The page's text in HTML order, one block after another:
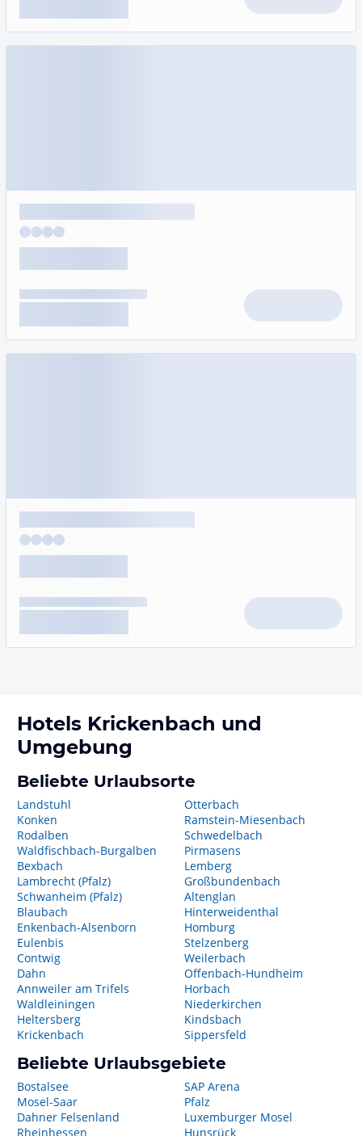
Hotels Krickenbach und
Umgebung
Beliebte Urlaubsorte
Landstuhl
Konken
Rodalben
Waldfischbach-Burgalben
Bexbach
Lambrecht (Pfalz)
Schwanheim (Pfalz)
Blaubach
Enkenbach-Alsenborn
Eulenbis
Contwig
Dahn
Annweiler am Trifels
Waldleiningen
Heltersberg
Krickenbach
Otterbach
Ramstein-Miesenbach
Schwedelbach
Pirmasens
Lemberg
Großbundenbach
Altenglan
Hinterweidenthal
Homburg
Stelzenberg
Weilerbach
Offenbach-Hundheim
Horbach
Niederkirchen
Kindsbach
Sippersfeld
Beliebte Urlaubsgebiete
Bostalsee
Mosel-Saar
Dahner Felsenland
Rheinhessen
SAP Arena
Pfalz
Luxemburger Mosel
Hunsrück